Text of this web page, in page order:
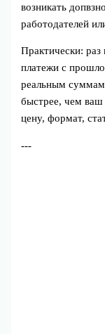
возникать
работодателей
Практически: раз
платежи с
реальным суммам
быстрее, чем ваш
цену, формат,
---